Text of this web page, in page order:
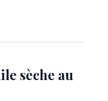
sèche au